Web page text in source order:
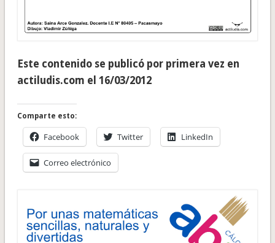
Este contenido se publicó por primera vez en
actiludis.com el 16/03/2012
Comparte esto:
Facebook Twitter LinkedIn
Correo electrónico